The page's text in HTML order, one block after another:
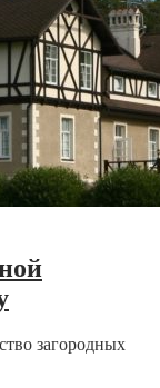
загородных